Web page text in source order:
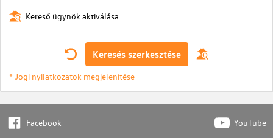
Kereső ügynök aktiválása
Keresés szerkesztése
* Jogi nyilatkozatok megjelenítése
Facebook YouTube